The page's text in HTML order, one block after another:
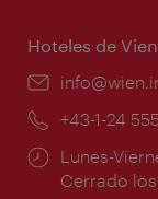
Hoteles de
e-
Teléfono:
+43-1-24 555
Horarios
de
Lunes-
Cerrado